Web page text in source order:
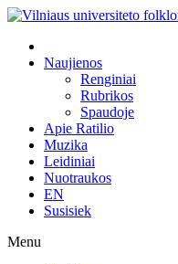
Naujienos
Renginiai
Rubrikos
Spaudoje
Apie Ratilio
Muzika
Leidiniai
Nuotraukos
EN
Susisiek
Menu